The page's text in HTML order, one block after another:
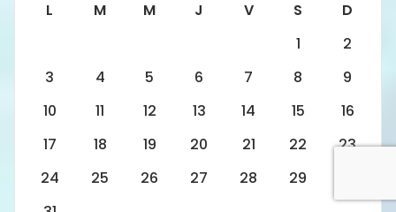
L
M M J V S
D
1
2
3
4 5 6 7 8
9
10
11 12 13 14 15
16
17
18 19 20 21 22
23
24
25 26 27 28 29